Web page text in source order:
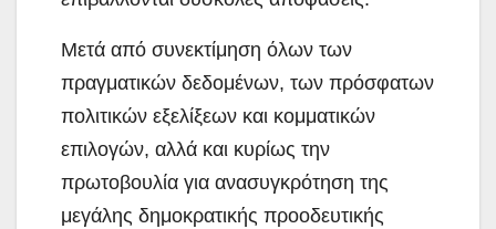
Μετά από συνεκτίμηση όλων των
πραγματικών δεδομένων, των πρόσφατων
πολιτικών εξελίξεων και κομματικών
επιλογών, αλλά και κυρίως την
πρωτοβουλία για ανασυγκρότηση της
μεγάλης δημοκρατικής προοδευτικής